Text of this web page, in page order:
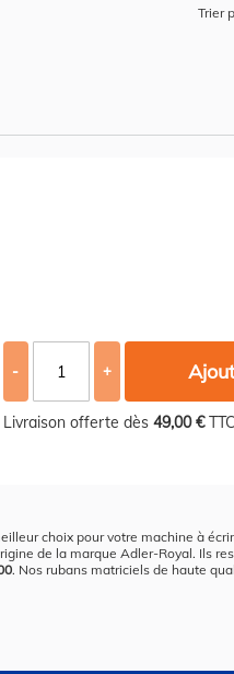
Trier
- +
Livraison offerte dès 49,00 €
choix pour votre machine à
de la marque Adler-Royal. Ils
. Nos rubans matriciels de haute